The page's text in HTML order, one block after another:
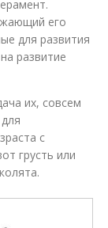
его
для развития
развитие
их, совсем
с
грусть или